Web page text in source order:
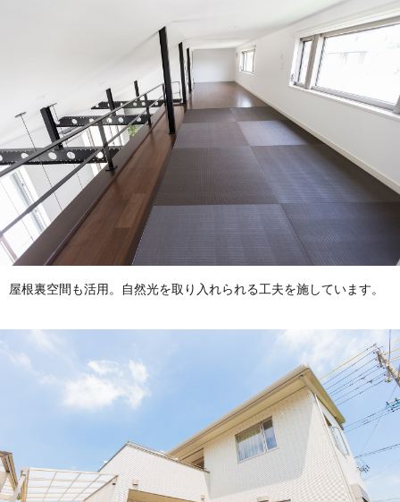
屋根裏空間も活用。自然光を取り入れられる工夫を施しています。